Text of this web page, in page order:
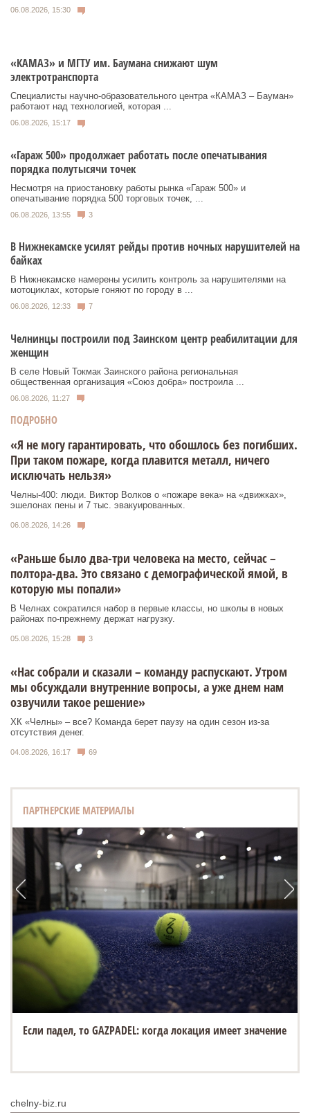
06.08.2026, 15:30
«КАМАЗ» и МГТУ им. Баумана снижают шум
электротранспорта
Специалисты научно-образовательного центра «КАМАЗ – Бауман»
работают над технологией, которая ...
06.08.2026, 15:17
«Гараж 500» продолжает работать после опечатывания
порядка полутысячи точек
Несмотря на приостановку работы рынка «Гараж 500» и
опечатывание порядка 500 торговых точек, ...
06.08.2026, 13:55 3
В Нижнекамске усилят рейды против ночных нарушителей на
байках
В Нижнекамске намерены усилить контроль за нарушителями на
мотоциклах, которые гоняют по городу в ...
06.08.2026, 12:33 7
Челнинцы построили под Заинском центр реабилитации для
женщин
В селе Новый Токмак Заинского района региональная
общественная организация «Союз добра» построила ...
06.08.2026, 11:27
ПОДРОБНО
«Я не могу гарантировать, что обошлось без погибших.
При таком пожаре, когда плавится металл, ничего
исключать нельзя»
Челны-400: люди. Виктор Волков о «пожаре века» на «движках»,
эшелонах пены и 7 тыс. эвакуированных.
06.08.2026, 14:26
«Раньше было два-три человека на место, сейчас –
полтора-два. Это связано с демографической ямой, в
которую мы попали»
В Челнах сократился набор в первые классы, но школы в новых
районах по-прежнему держат нагрузку.
05.08.2026, 15:28 3
«Нас собрали и сказали – команду распускают. Утром
мы обсуждали внутренние вопросы, а уже днем нам
озвучили такое решение»
ХК «Челны» – все? Команда берет паузу на один сезон из-за
отсутствия денег.
04.08.2026, 16:17 69
ПАРТНЕРСКИЕ МАТЕРИАЛЫ
Если падел, то GAZPADEL: когда локация имеет значение
chelny-biz.ru